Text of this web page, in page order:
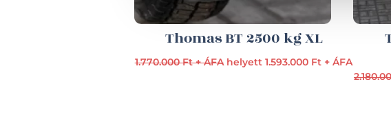
Thomas BT 2500 kg XL
1.770.000 Ft + ÁFAhelyett 1.593.000 Ft + ÁFA